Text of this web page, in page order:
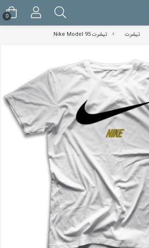
تیشرت تیشرت Nike Model 95
0